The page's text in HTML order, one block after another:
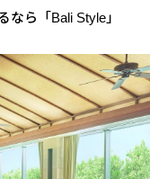
なら「Bali Style」